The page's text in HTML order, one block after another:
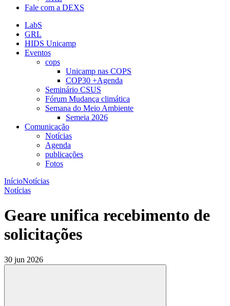
Fale com a DEXS
LabS
GRL
HIDS Unicamp
Eventos
cops
Unicamp nas COPS
COP30 +Agenda
Seminário CSUS
Fórum Mudança climática
Semana do Meio Ambiente
Semeia 2026
Comunicação
Notícias
Agenda
publicações
Fotos
InícioNotícias
Notícias
Geare unifica recebimento de
solicitações
30 jun 2026